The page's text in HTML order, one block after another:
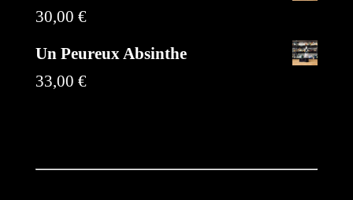
30,00 €
Un Peureux Absinthe
33,00 €